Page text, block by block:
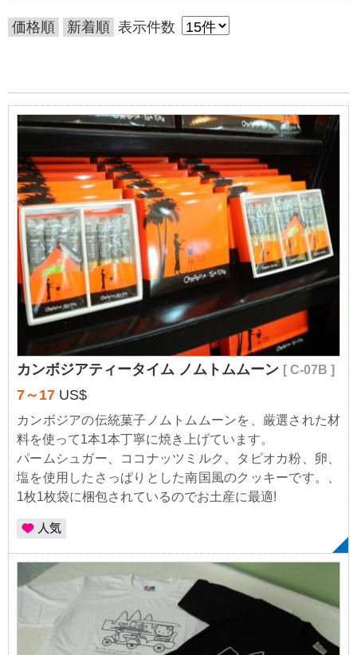
価格順 新着順 表示件数
カンボジアティータイム ノムトムムーン [ C-07B ]
7～17 US$
カンボジアの伝統菓子ノムトムムーンを、厳選された材
料を使って1本1本丁寧に焼き上げています。
パームシュガー、ココナッツミルク、タピオカ粉、卵、
塩を使用したさっぱりとした南国風のクッキーです。、
1枚1枚袋に梱包されているのでお土産に最適!